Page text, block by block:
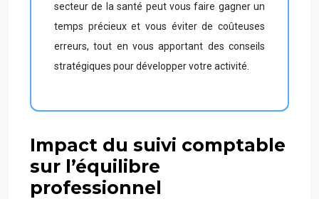
secteur de la santé peut vous faire gagner un
temps précieux et vous éviter de coûteuses
erreurs, tout en vous apportant des conseils
stratégiques pour développer votre activité.
Impact du suivi comptable
sur l’équilibre
professionnel